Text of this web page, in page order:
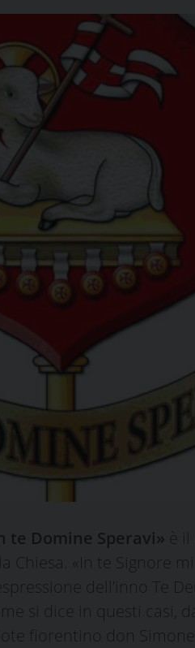
te Domine Speravi» è
«In te Signore
dell’inno Te
si dice in questi casi,
fiorentino don Simone